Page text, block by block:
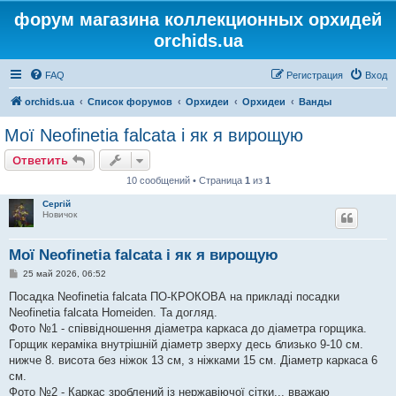
форум магазина коллекционных орхидей
orchids.ua
FAQ Вход
Регистрация
orchids.ua Список форумов Орхидеи Орхидеи Ванды
Мої Neofinetia falcata і як я вирощую
Ответить
10 сообщений • Страница 1 из 1
Сергій
Новичок
Мої Neofinetia falcata і як я вирощую
С
о
щ
е
и
е
25 май 2026, 06:52
Посадка Neofinetia falcata ПО-КРОКОВА на прикладі посадки
Neofinetia falcata Homeiden. Та догляд.
Фото №1 - співвідношення діаметра каркаса до діаметра горщика.
Горщик кераміка внутрішній діаметр зверху десь близько 9-10 см.
нижче 8. висота без ніжок 13 см, з ніжками 15 см. Діаметр каркаса 6
см.
Фото №2 - Каркас зроблений із нержавіючої сітки... вважаю